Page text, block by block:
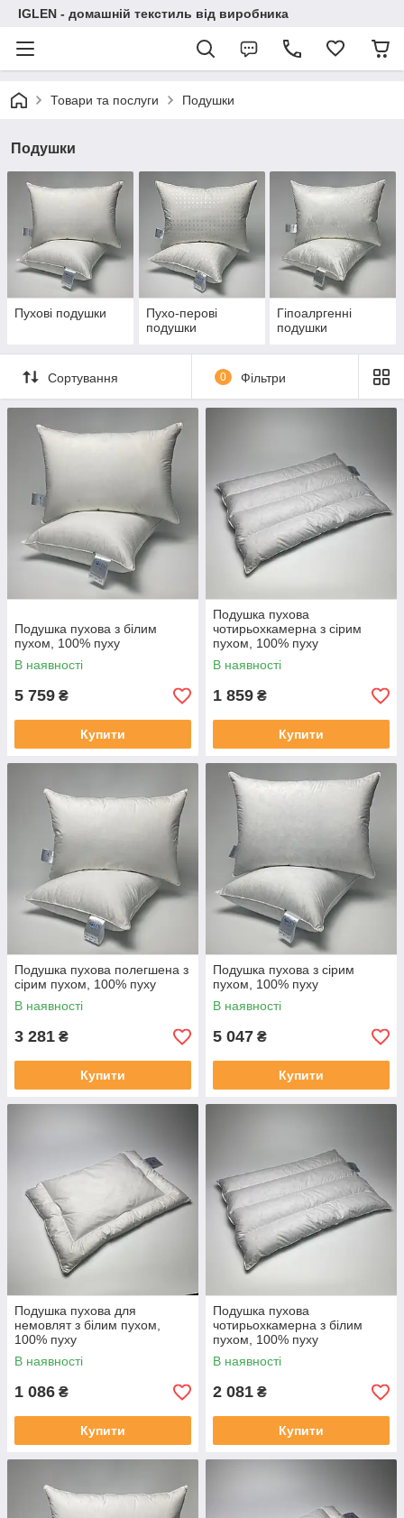
IGLEN - домашній текстиль від виробника
Товари та послуги Подушки
Подушки
Пухові подушки
Пухо-перові
подушки
Гіпоалргенні
подушки
Сортування 0 Фільтри
Подушка пухова з білим
пухом, 100% пуху
В наявності
5 759 ₴
Купити
Подушка пухова
чотирьохкамерна з сірим
пухом, 100% пуху
В наявності
1 859 ₴
Купити
Подушка пухова полегшена з
сірим пухом, 100% пуху
В наявності
3 281 ₴
Купити
Подушка пухова з сірим
пухом, 100% пуху
В наявності
5 047 ₴
Купити
Подушка пухова для
немовлят з білим пухом,
100% пуху
В наявності
1 086 ₴
Купити
Подушка пухова
чотирьохкамерна з білим
пухом, 100% пуху
В наявності
2 081 ₴
Купити